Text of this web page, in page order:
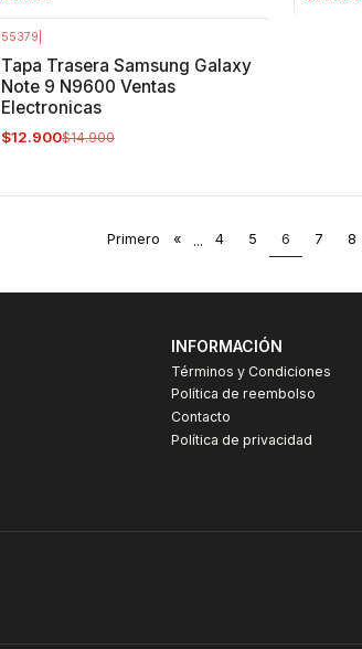
55379
Tapa Trasera Samsung Galaxy
Note 9 N9600 Ventas
Electronicas
$12.900$14.900
Primero « ... 4 5 6 7 8
INFORMACIÓN
Términos y Condiciones
Política de reembolso
Contacto
Política de privacidad